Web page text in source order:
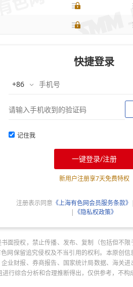
快捷登录
记住我
一键登录/注册
新用户注册享7天免费特权
注册表示同意 《上海有色网会员服务条款》
| 《隐私权政策》
面授权，禁止传播、发布、复制（包括但不
网保留追究侵权及不当引用的权利。本原创
业财报、券商报告、国家统计局数据、海关
行综合分析和合理推断得出，仅供参考，不构